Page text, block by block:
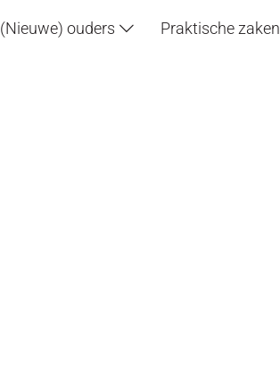
(Nieuwe) ouders Praktische zaken